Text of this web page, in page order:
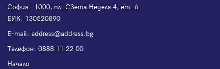
София - 1000, пл. Света Неделя 4, ет. 6
ЕИК: 130520890
Е-mail: address@address.bg
Телефон: 0888 11 22 00
Начало